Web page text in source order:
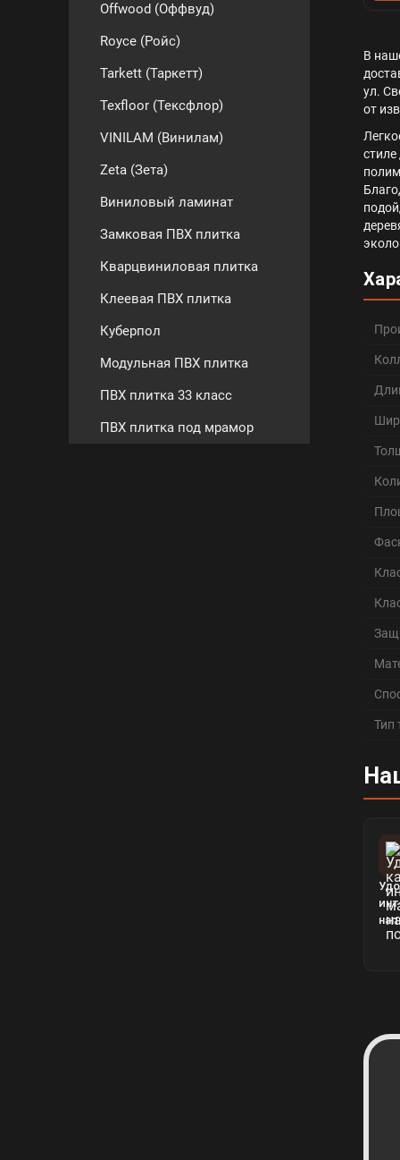
Offwood (Оффвуд)
Royce (Ройс)
Tarkett (Таркетт)
Texfloor (Тексфлор)
VINILAM (Винилам)
Zeta (Зета)
Виниловый ламинат
Замковая ПВХ плитка
Кварцвиниловая плитка
Клеевая ПВХ плитка
Куберпол
Модульная ПВХ плитка
ПВХ плитка 33 класс
ПВХ плитка под мрамор
В
ул.
от
Тип